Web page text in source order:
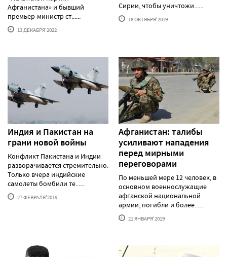
Афганистана» и бывший
премьер-министр ст......
13 ДЕКАБРЯ'2022
Сирии, чтобы уничтожи......
18 ОКТЯБРЯ'2019
Индия и Пакистан на
грани новой войны
Конфликт Пакистана и Индии
разворачивается стремительно.
Только вчера индийские
самолеты бомбили те......
27 ФЕВРАЛЯ'2019
Афганистан: талибы
усиливают нападения
перед мирными
переговорами
По меньшей мере 12 человек, в
основном военнослужащие
афганской национальной
армии, погибли и более......
21 ЯНВАРЯ'2019